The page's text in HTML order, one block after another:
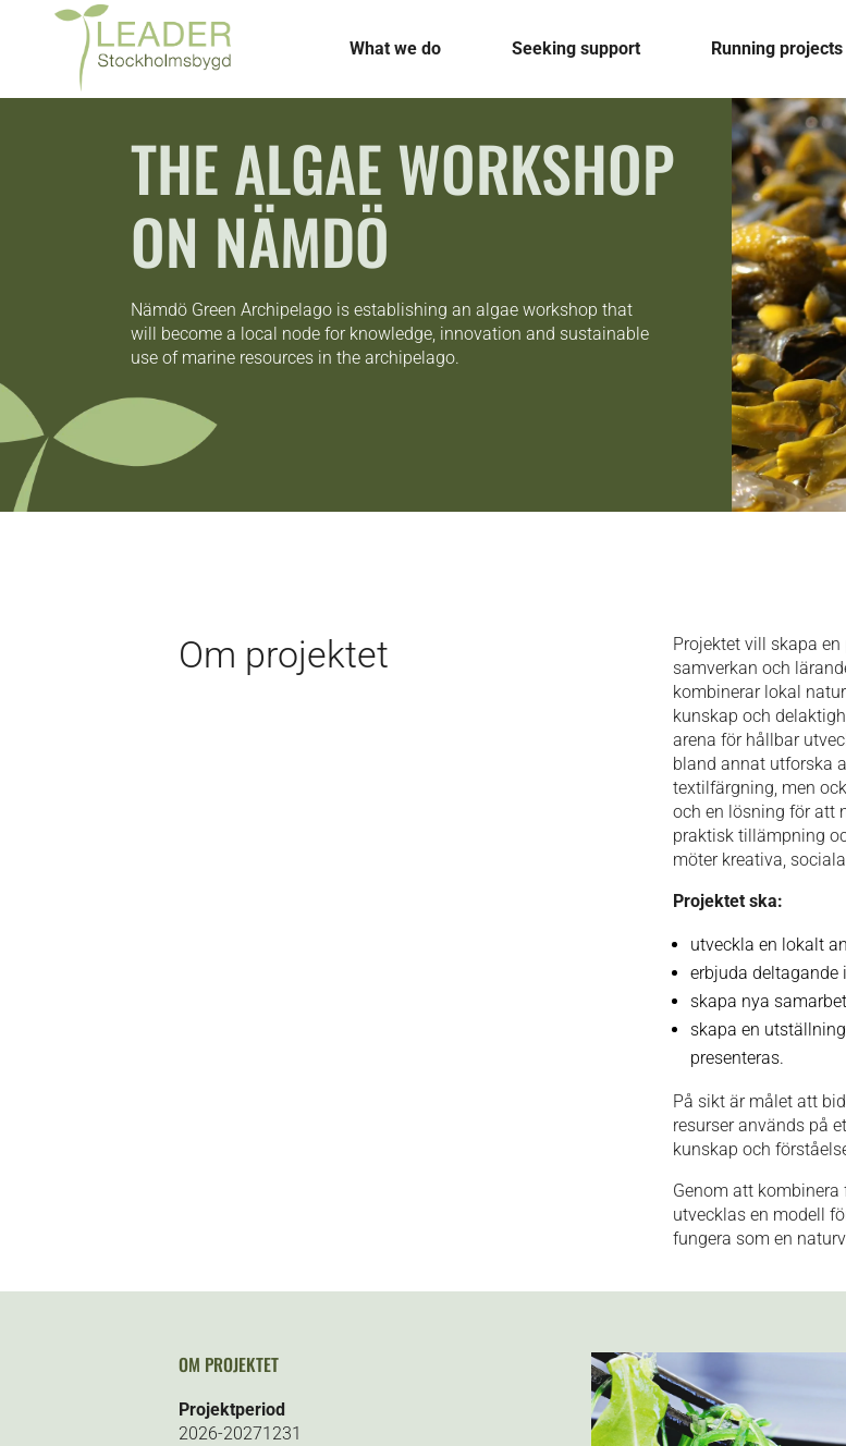
What we do Seeking support Running projects
THE ALGAE WORKSHOP
ON NÄMDÖ
Nämdö Green Archipelago is establishing an algae workshop that
will become a local node for knowledge, innovation and sustainable
use of marine resources in the archipelago.
Om projektet
Projektet vill skapa
samverkan och
kombinerar lokal
kunskap och
arena för hållbar
bland annat utforska
textilfärgning, men
och en lösning för att
praktisk tillämpning
möter kreativa,
Projektet ska:
utveckla en lokalt
erbjuda deltagande
skapa nya
skapa en
presenteras.
På sikt är målet att
resurser används på
kunskap och
Genom att
utvecklas en modell
fungera som en
OM PROJEKTET
Projektperiod
2026-20271231